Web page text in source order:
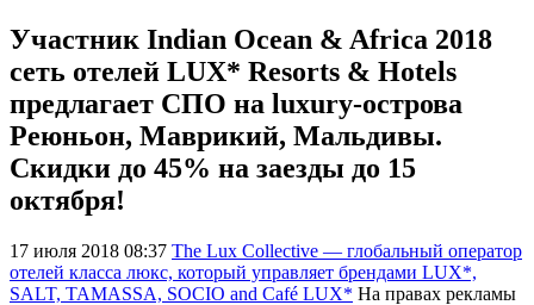
Участник Indian Ocean & Africa 2018
сеть отелей LUX* Resorts & Hotels
предлагает СПО на luxury-острова
Реюньон, Маврикий, Мальдивы.
Скидки до 45% на заезды до 15
октября!
17 июля 2018 08:37 The Lux Collective — глобальный оператор
отелей класса люкс, который управляет брендами LUX*,
SALT, TAMASSA, SOCIO and Café LUX* На правах рекламы